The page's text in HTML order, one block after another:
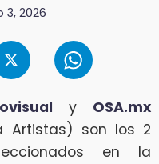
3, 2026
y OSA.mx
Artistas) son los 2
en la